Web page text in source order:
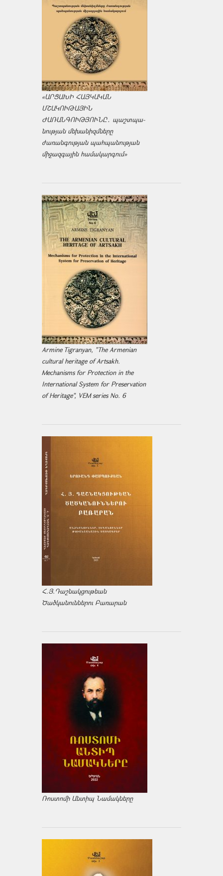
«ԱՐՑԱԽԻ ՀԱՅԿԱԿԱՆ
ՄՇԱԿՈՒԹԱՅԻՆ
ԺԱՌԱՆԳՈՒԹՅՈՒՆԸ․ պաշտպա­
նության մեխանիզմները
ժառանգության պահպանության
միջազ­գային համակարգում»
Armine Tigranyan, "The Armenian
cultural heritage of Artsakh.
Mechanisms for Protection in the
International System for Preservation
of Heritage", VEM series No. 6
Հ.Յ.Դաշնակցութեան
Ծածկանուններու Բառարան
Ռոստոմի Անտիպ Նամակները